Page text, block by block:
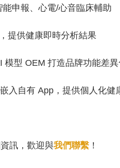
申報、心電/心音臨床輔助
提供健康即時分析結果
模型 OEM 打造品牌功能差
入自有 App，提供個人化健
訊，歡迎與我們聯繫 ！